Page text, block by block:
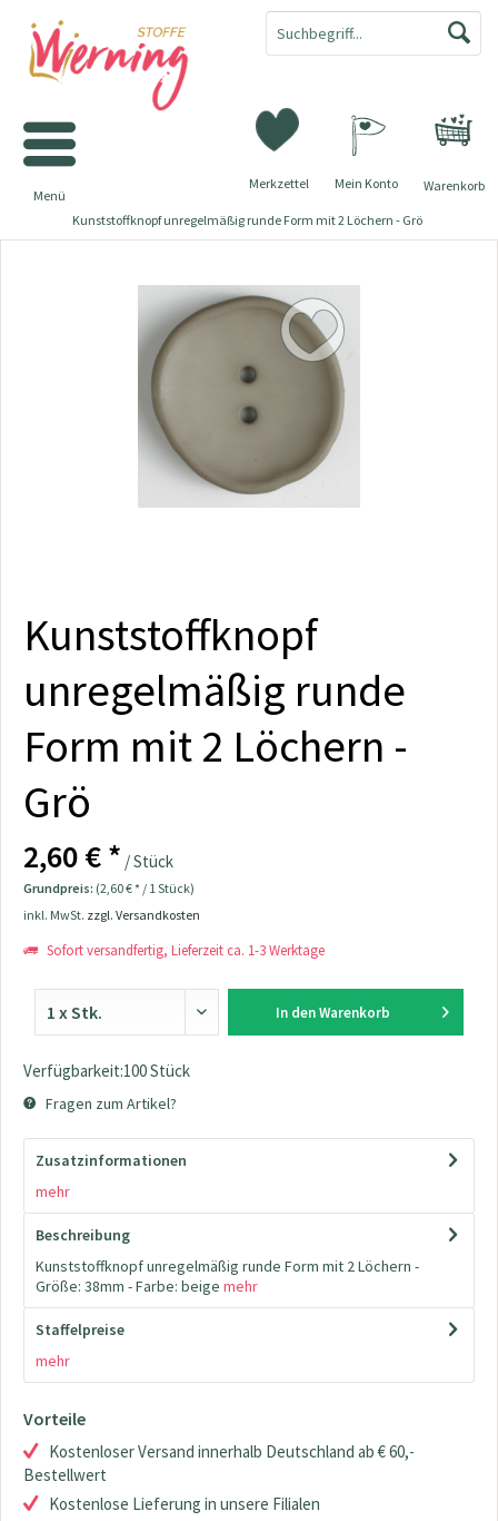
Warenkorb
Merkzettel Mein Konto
Menü
Kunststoffknopf unregelmäßig runde Form mit 2 Löchern - Grö
Kunststoffknopf
unregelmäßig runde
Form mit 2 Löchern -
Grö
2,60 € * / Stück
Grundpreis: (2,60 € * / 1 Stück)
inkl. MwSt. zzgl. Versandkosten
Sofort versandfertig, Lieferzeit ca. 1-3 Werktage
In den Warenkorb
Verfügbarkeit:100 Stück
Fragen zum Artikel?
Zusatzinformationen
mehr
Beschreibung
Kunststoffknopf unregelmäßig runde Form mit 2 Löchern -
Größe: 38mm - Farbe: beige mehr
Staffelpreise
mehr
Vorteile
Kostenloser Versand innerhalb Deutschland ab € 60,-
Bestellwert
Kostenlose Lieferung in unsere Filialen